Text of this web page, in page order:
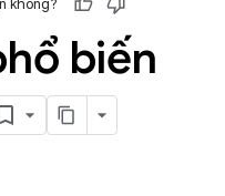
không?
biến